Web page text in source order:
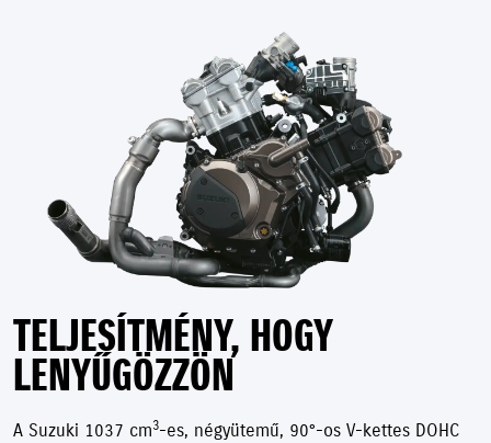
TELJESÍTMÉNY, HOGY
LENYŰGÖZZÖN
A Suzuki 1037 cm3-es, négyütemű, 90°-os V-kettes DOHC